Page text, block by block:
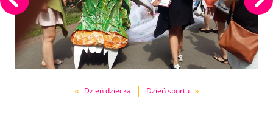
« Dzień dziecka | Dzień sportu »